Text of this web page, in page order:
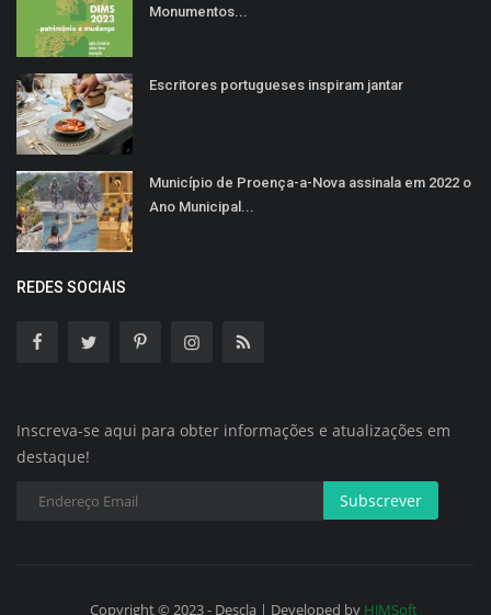
Monumentos...
Escritores portugueses inspiram jantar
Município de Proença-a-Nova assinala em 2022 o
Ano Municipal...
REDES SOCIAIS
Inscreva-se aqui para obter informações e atualizações em
destaque!
Subscrever
Copyright © 2023 - Descla | Developed by HJMSoft